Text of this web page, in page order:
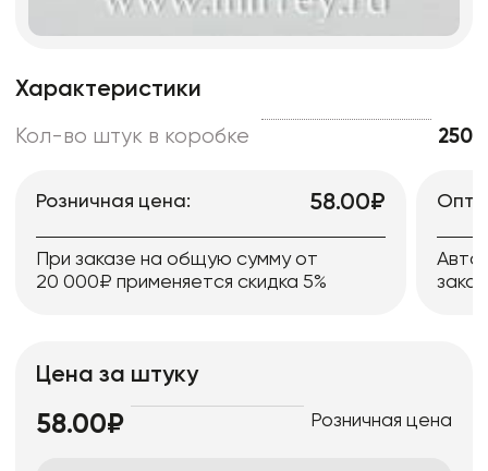
Характеристики
Кол-во штук в коробке 250
Розничная цена: 58.00₽
При заказе на общую сумму от
20 000₽ применяется скидка 5%
Цена за штуку
58.00₽ Розничная цена